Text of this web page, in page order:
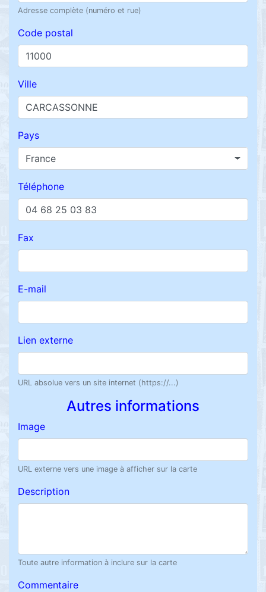
Adresse complète (numéro et rue)
Code postal
Ville
Pays
France
Téléphone
Fax
E-mail
Lien externe
URL absolue vers un site internet (https://...)
Autres informations
Image
URL externe vers une image à afficher sur la carte
Description
Toute autre information à inclure sur la carte
Commentaire